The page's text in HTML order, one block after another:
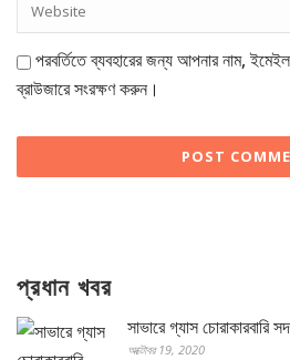
পরবর্তিতে ব্যবহারের জন্য আপনার নাম,
ব্রাউজারে সংরক্ষণ করুন।
প্রধান খবর
সাভারে গ্যাস চোরাকারবারি
অক্টোবর 19, 2020